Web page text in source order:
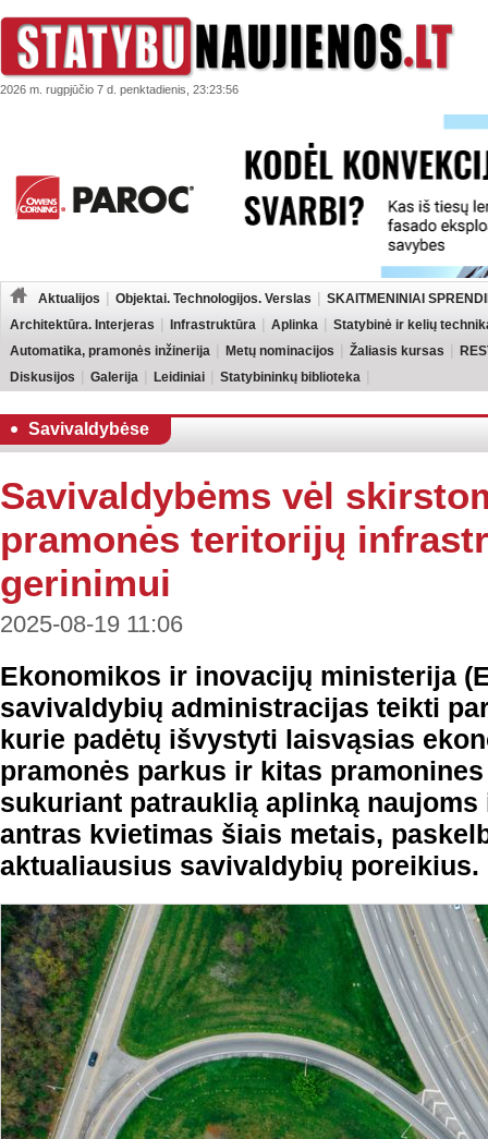
2026 m. rugpjūčio 7 d. penktadienis, 23:23:56
Aktualijos Objektai. Technologijos. Verslas
SKAITMENINIAI
Architektūra. Interjeras
Infrastruktūra Aplinka
Statybinė ir kelių
Automatika, pramonės inžinerija
Metų nominacijos Žaliasis kursas
Diskusijos
Galerija Leidiniai Statybininkų biblioteka
Savivaldybėse
Savivaldybėms vėl
pramonės teritorijų
gerinimui
2025-08-19 11:06
Ekonomikos ir inovacijų ministerija
savivaldybių administracijas teikti
kurie padėtų išvystyti laisvąsias
pramonės parkus ir kitas
sukuriant patrauklią aplinką
antras kvietimas šiais metais,
aktualiausius savivaldybių poreikius.